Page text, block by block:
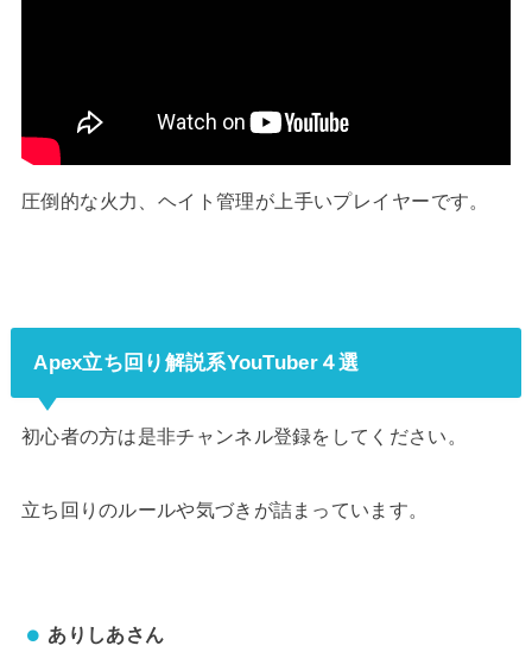
圧倒的な火力、ヘイト管理が上手いプレイヤーです。
Apex立ち回り解説系YouTuber４選
初心者の方は是非チャンネル登録をしてください。
立ち回りのルールや気づきが詰まっています。
ありしあさん